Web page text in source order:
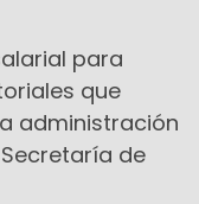
para
que
administración
de